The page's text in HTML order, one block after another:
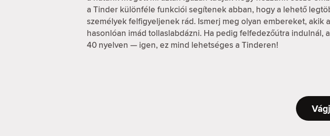
a Tinder különféle funkciói segítenek abban, hogy a lehető
személyek felfigyeljenek rád. Ismerj meg olyan embereket, akik
hasonlóan imád tollaslabdázni. Ha pedig felfedezőútra
40 nyelven — igen, ez mind lehetséges a Tinderen!